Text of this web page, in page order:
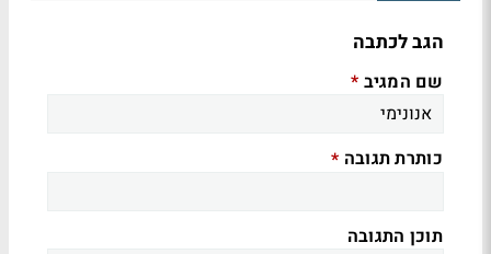
הגב לכתבה
שם המגיב *
כותרת תגובה *
תוכן התגובה